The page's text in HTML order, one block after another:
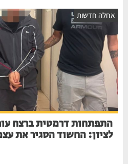
חדשות
התפתחות דרמטית ברצח עורך
לציון: החשוד הסגיר את